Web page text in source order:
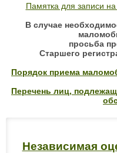
Памятка для записи
В случае
просьба
Старшего
Порядок приема
Перечень лиц,
Независимая